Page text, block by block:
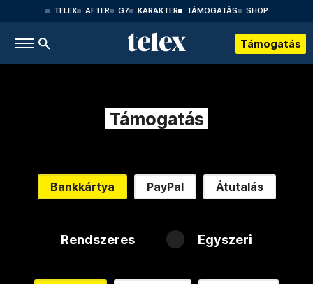
TELEX AFTER G7 KARAKTER TÁMOGATÁS SHOP
Támogatás
Támogatás
Bankkártya PayPal Átutalás
Rendszeres Egyszeri